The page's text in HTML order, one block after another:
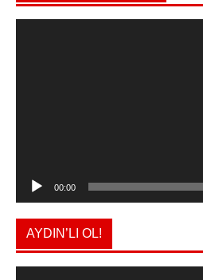
00:00
AYDIN’LI OL!
Video